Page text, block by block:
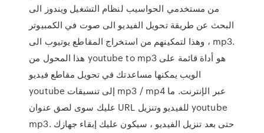
من مستخدمي الحواسيب لنظام التشغيل ويندوز الى
البحث عن طريقة تحويل الفيديو الى صوت في الكمبيوتر
، وهذا لتمكينهم من استخراج المقاطع يوتيوب الى mp3.
هذا المحول من youtube to mp3 هو أداة قائمة على
الويب يمكنها مساعدتك في تحويل مقاطع فيديو
youtube إلى تنسيقات mp3 / mp4 عبر الإنترنت. ما
عليك سوى لصق عنوان URL للفيديو وتنزيل youtube
mp3. حتى بعد تنزيل الفيديو ، سيكون عليك إبقاء جهازك